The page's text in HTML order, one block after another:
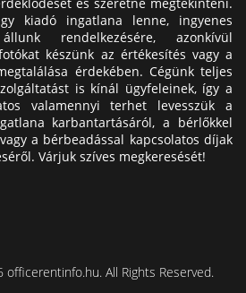
kiadó ingatlana lenne, ingyenes
rendelkezésére, azonkívül
készünk az értékesítés vagy a
érdekében. Cégünk teljes
is kínál ügyfeleinek, így a
valamennyi terhet levesszük a
karbantartásáról, a bérlőkkel
a bérbeadással kapcsolatos díjak
Várjuk szíves megkeresését!
All Rights Reserved.